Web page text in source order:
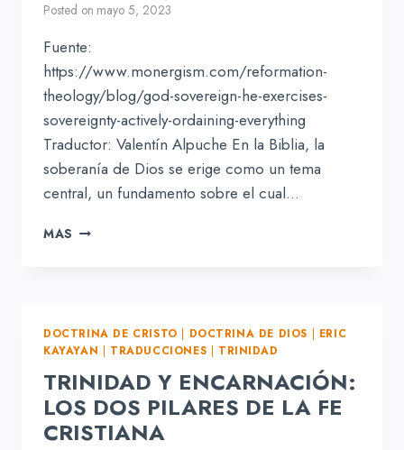
Posted on mayo 5, 2023
Fuente:
https://www.monergism.com/reformation-
theology/blog/god-sovereign-he-exercises-
sovereignty-actively-ordaining-everything
Traductor: Valentín Alpuche En la Biblia, la
soberanía de Dios se erige como un tema
central, un fundamento sobre el cual…
MAS DIOS
SOBERANÍA
AL
ORDENAR
ACTIVAMENTE
TODO
DOCTRINA DE CRISTO | DOCTRINA DE DIOS | ERIC
KAYAYAN | TRADUCCIONES | TRINIDAD
TRINIDAD Y ENCARNACIÓN:
LOS DOS PILARES DE LA FE
CRISTIANA